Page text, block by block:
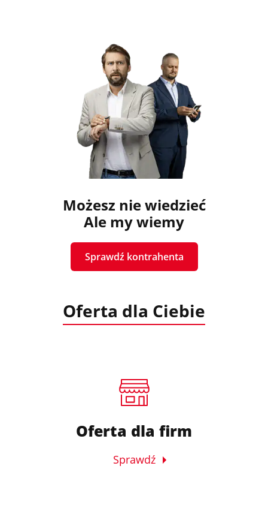
Możesz nie wiedzieć
Ale my wiemy
Sprawdź kontrahenta
Oferta dla Ciebie
Oferta dla firm
Sprawdź